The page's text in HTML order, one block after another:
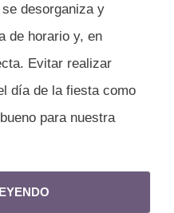
desorganiza y
de horario y, en
Evitar realizar
día de la fiesta como
para nuestra